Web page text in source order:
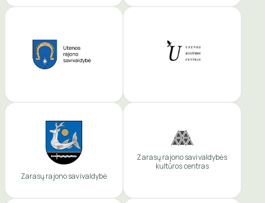
Zarasų rajono savivaldybė
Zarasų rajono savivaldybės
kultūros centras